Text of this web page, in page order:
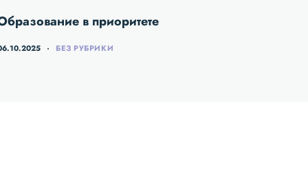
в приоритете
БЕЗ РУБРИКИ